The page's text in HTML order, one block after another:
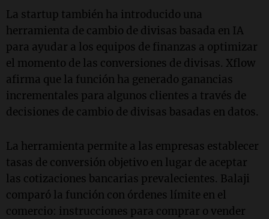
La startup también ha introducido una
herramienta de cambio de divisas basada en IA
para ayudar a los equipos de finanzas a optimizar
el momento de las conversiones de divisas. Xflow
afirma que la función ha generado ganancias
incrementales para algunos clientes a través de
decisiones de cambio de divisas basadas en datos.
La herramienta permite a las empresas establecer
tasas de conversión objetivo en lugar de aceptar
las cotizaciones bancarias prevalecientes. Balaji
comparó la función con órdenes límite en el
comercio: instrucciones para comprar o vender